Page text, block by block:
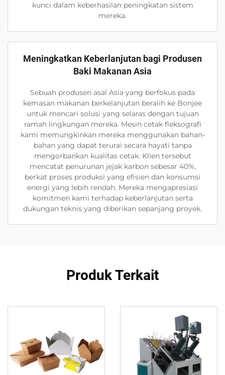
kunci dalam keberhasilan peningkatan sistem
mereka.
Meningkatkan Keberlanjutan bagi Produsen
Baki Makanan Asia
Sebuah produsen asal Asia yang berfokus pada
kemasan makanan berkelanjutan beralih ke Bonjee
untuk mencari solusi yang selaras dengan tujuan
ramah lingkungan mereka. Mesin cetak fleksografi
kami memungkinkan mereka menggunakan bahan-
bahan yang dapat terurai secara hayati tanpa
mengorbankan kualitas cetak. Klien tersebut
mencatat penurunan jejak karbon sebesar 40%,
berkat proses produksi yang efisien dan konsumsi
energi yang lebih rendah. Mereka mengapresiasi
komitmen kami terhadap keberlanjutan serta
dukungan teknis yang diberikan sepanjang proyek.
Produk Terkait